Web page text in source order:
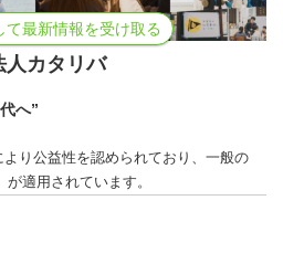
地域の大人や、企業・研究機関
ます。また、地域の行政機関や
ンをとり、地域のニーズと高校
など）を接続する機会を創出し
応じて、探究の学びがより深ま
て最新情報を受け取る
人カタリバ
へ”
り公益性を認められており、一般の
適用されています。